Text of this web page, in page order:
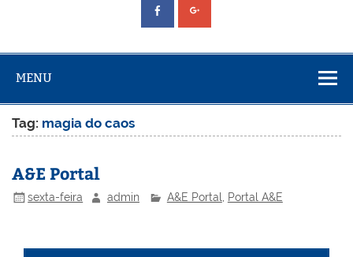
MENU
Tag: magia do caos
A&E Portal
sexta-feira admin A&E Portal Portal A&E